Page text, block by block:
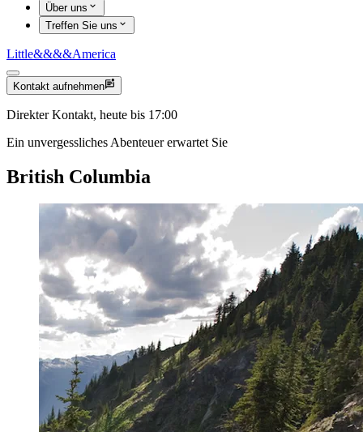
Über uns
Treffen Sie uns
Little&&&&America
Kontakt aufnehmen
Direkter Kontakt, heute bis 17:00
Ein unvergessliches Abenteuer erwartet Sie
British Columbia